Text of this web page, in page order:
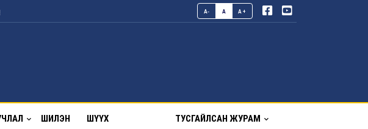
A- A A+
ШИЛЭН ШҮҮХ ТУСГАЙЛСАН ЖУРАМ